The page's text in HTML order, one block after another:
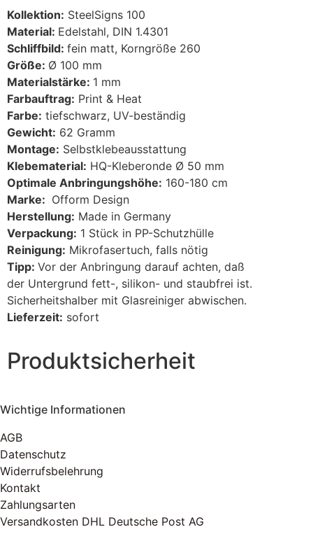
Kollektion: SteelSigns 100
Material: Edelstahl, DIN 1.4301
Schliffbild: fein matt, Korngröße 260
Größe: Ø 100 mm
Materialstärke: 1 mm
Farbauftrag: Print & Heat
Farbe: tiefschwarz, UV-beständig
Gewicht: 62 Gramm
Montage: Selbstklebeausstattung
Klebematerial: HQ-Kleberonde Ø 50 mm
Optimale Anbringungshöhe: 160-180 cm
Marke: Ofform Design
Herstellung: Made in Germany
Verpackung: 1 Stück in PP-Schutzhülle
Reinigung: Mikrofasertuch, falls nötig
Tipp: Vor der Anbringung darauf achten, daß
der Untergrund fett-, silikon- und staubfrei ist.
Sicherheitshalber mit Glasreiniger abwischen.
Lieferzeit: sofort
Produktsicherheit
Wichtige Informationen
AGB
Datenschutz
Widerrufsbelehrung
Kontakt
Zahlungsarten
Versandkosten DHL Deutsche Post AG